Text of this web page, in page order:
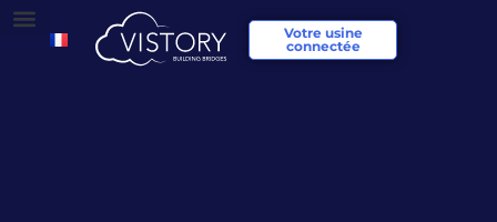
Votre usine
connectée